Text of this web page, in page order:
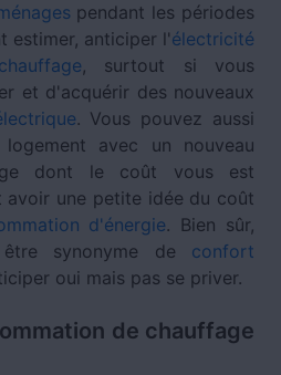
pendant les périodes
estimer, anticiper l'électricité
, surtout si vous
et d'acquérir des nouveaux
. Vous pouvez aussi
avec un nouveau
dont le coût vous est
avoir une petite idée du coût
d'énergie. Bien sûr,
synonyme de confort
oui mais pas se priver.
de chauffage